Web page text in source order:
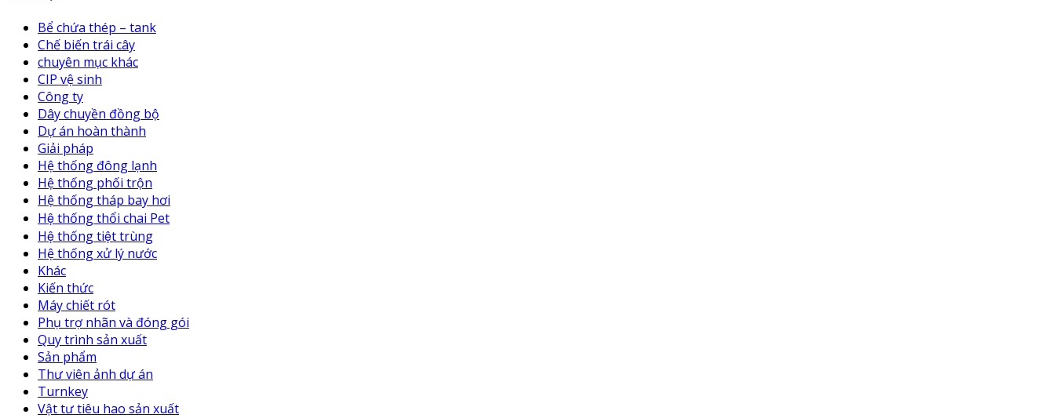
Bể chứa thép – tank
Chế biến trái cây
chuyên mục khác
CIP vệ sinh
Công ty
Dây chuyền đồng bộ
Dự án hoàn thành
Giải pháp
Hệ thống đông lạnh
Hệ thống phối trộn
Hệ thống tháp bay hơi
Hệ thống thổi chai Pet
Hệ thống tiệt trùng
Hệ thống xử lý nước
Khác
Kiến thức
Máy chiết rót
Phụ trợ nhãn và đóng gói
Quy trình sản xuất
Sản phẩm
Thư viên ảnh dự án
Turnkey
Vật tư tiêu hao sản xuất